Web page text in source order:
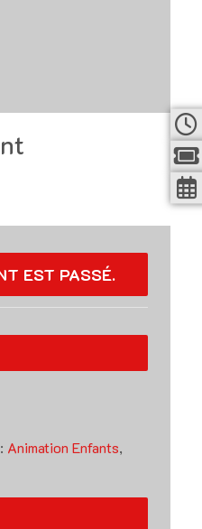
EST PASSÉ.
Animation Enfants,